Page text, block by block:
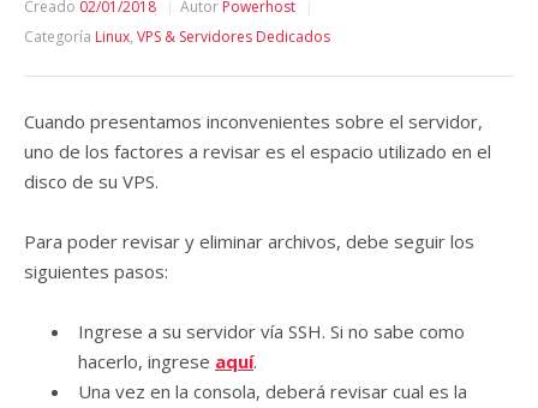
Creado 02/01/2018 Autor Powerhost
Categoría Linux, VPS & Servidores Dedicados
Cuando presentamos inconvenientes sobre el servidor,
uno de los factores a revisar es el espacio utilizado en el
disco de su VPS.
Para poder revisar y eliminar archivos, debe seguir los
siguientes pasos:
Ingrese a su servidor vía SSH. Si no sabe como
hacerlo, ingrese aquí.
Una vez en la consola, deberá revisar cual es la